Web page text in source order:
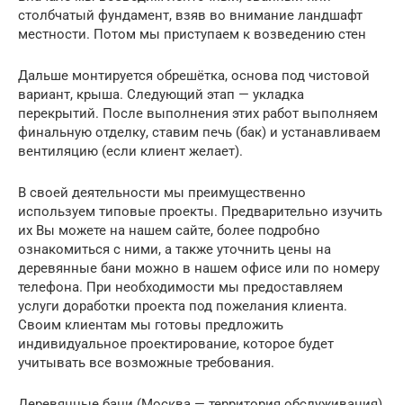
столбчатый фундамент, взяв во внимание ландшафт
местности. Потом мы приступаем к возведению стен
Дальше монтируется обрешётка, основа под чистовой
вариант, крыша. Следующий этап — укладка
перекрытий. После выполнения этих работ выполняем
финальную отделку, ставим печь (бак) и устанавливаем
вентиляцию (если клиент желает).
В своей деятельности мы преимущественно
используем типовые проекты. Предварительно изучить
их Вы можете на нашем сайте, более подробно
ознакомиться с ними, а также уточнить цены на
деревянные бани можно в нашем офисе или по номеру
телефона. При необходимости мы предоставляем
услуги доработки проекта под пожелания клиента.
Своим клиентам мы готовы предложить
индивидуальное проектирование, которое будет
учитывать все возможные требования.